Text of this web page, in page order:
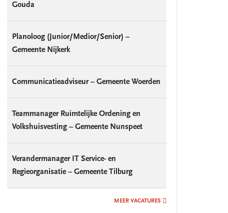
Gouda
Planoloog (Junior/Medior/Senior) –
Gemeente Nijkerk
Communicatieadviseur – Gemeente Woerden
Teammanager Ruimtelijke Ordening en
Volkshuisvesting – Gemeente Nunspeet
Verandermanager IT Service- en
Regieorganisatie – Gemeente Tilburg
MEER VACATURES